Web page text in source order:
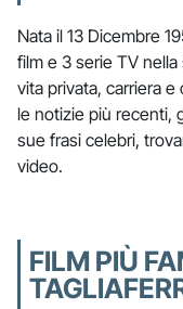
Nata il 13 Dicembre
film e 3 serie TV
vita privata, carriera
le notizie più recenti,
sue frasi celebri,
video.
FILM PIÙ